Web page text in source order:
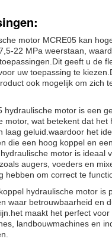
motor MCRE05 kan
22 MPa weerstaan,
geeft u de
uw toepassing te
ook mogelijk om zich
hydraulische motor is een
motor, wat betekent dat het
laag geluid.waardoor het
die een hoog koppel en
motor is ideaal
augers, voeders en
hebben om correct te
hydraulische motor is
waar betrouwbaarheid en
maakt het perfect voor
landbouwmachines en